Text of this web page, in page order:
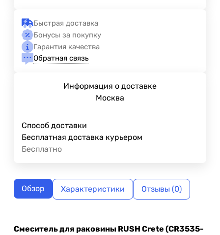
Быстрая доставка
Бонусы за покупку
Гарантия качества
Обратная связь
Информация о доставке
Москва
Способ доставки
Бесплатная доставка курьером
Бесплатно
Обзор Характеристики Отзывы (0)
Смеситель для раковины RUSH Crete (CR3535-